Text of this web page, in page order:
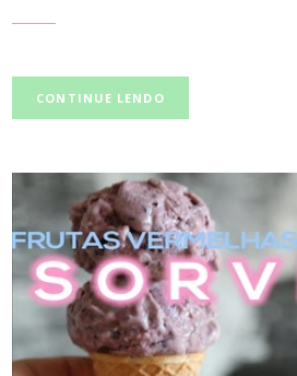
CONTINUE LENDO
thumbnail